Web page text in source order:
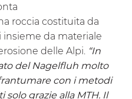
roccia costituita da
da materiale
delle Alpi. “In
del Nagelfluh molto
con i metodi
solo grazie alla MTH. Il